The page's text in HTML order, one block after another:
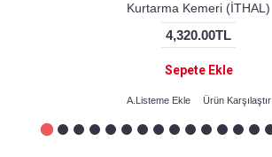
Kurtarma Kemeri (İTHAL)
4,320.00TL
Sepete Ekle
A.Listeme Ekle Ürün Karşılaştır